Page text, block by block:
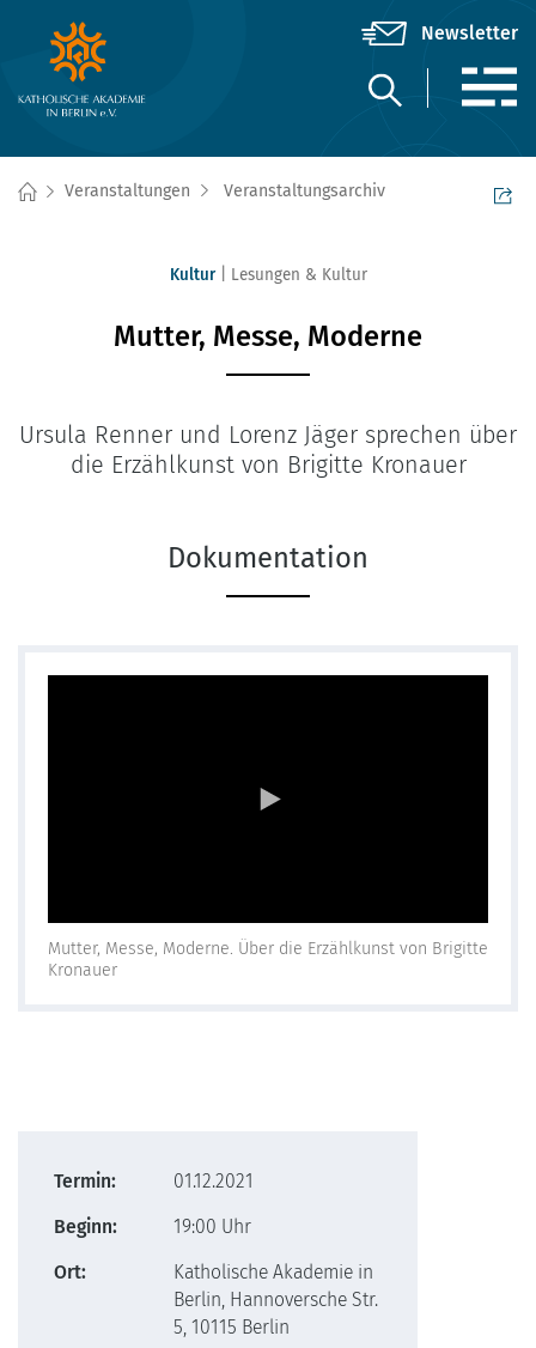
Veranstaltungen Veranstaltungsarchiv
Kultur Lesungen & Kultur
Mutter, Messe, Moderne
Ursula Renner und Lorenz Jäger sprechen über
die Erzählkunst von Brigitte Kronauer
Dokumentation
Mutter, Messe, Moderne. Über die Erzählkunst von Brigitte
Kronauer
Termin:
01.12.2021
Beginn:
19:00 Uhr
Ort:
Katholische Akademie in
Berlin, Hannoversche Str.
5, 10115 Berlin